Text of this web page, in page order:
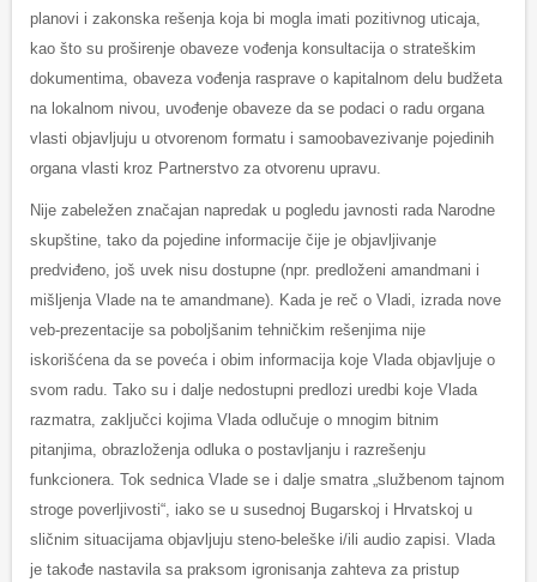
planovi i zakonska rešenja koja bi mogla imati pozitivnog uticaja,
kao što su proširenje obaveze vođenja konsultacija o strateškim
dokumentima, obaveza vođenja rasprave o kapitalnom delu budžeta
na lokalnom nivou, uvođenje obaveze da se podaci o radu organa
vlasti objavljuju u otvorenom formatu i samoobavezivanje pojedinih
organa vlasti kroz Partnerstvo za otvorenu upravu.
Nije zabeležen značajan napredak u pogledu javnosti rada Narodne
skupštine, tako da pojedine informacije čije je objavljivanje
predviđeno, još uvek nisu dostupne (npr. predloženi amandmani i
mišljenja Vlade na te amandmane). Kada je reč o Vladi, izrada nove
veb-prezentacije sa poboljšanim tehničkim rešenjima nije
iskorišćena da se poveća i obim informacija koje Vlada objavljuje o
svom radu. Tako su i dalje nedostupni predlozi uredbi koje Vlada
razmatra, zaključci kojima Vlada odlučuje o mnogim bitnim
pitanjima, obrazloženja odluka o postavljanju i razrešenju
funkcionera. Tok sednica Vlade se i dalje smatra „službenom tajnom
stroge poverljivosti“, iako se u susednoj Bugarskoj i Hrvatskoj u
sličnim situacijama objavljuju steno-beleške i/ili audio zapisi. Vlada
je takođe nastavila sa praksom igronisanja zahteva za pristup